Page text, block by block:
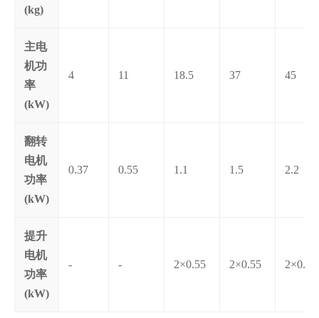
(kg)
主电
机功
率
(kW)
4 11 18.5 37 45
翻转
电机
功率
(kW)
0.37 0.55 1.1 1.5 2.2
提升
电机
功率
(kW)
- - 2×0.55 2×0.55 2×0.55